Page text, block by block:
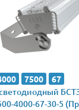
7500 67
4000-67-30-5